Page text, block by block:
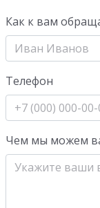
Как к вам
Телефон
Чем мы можем